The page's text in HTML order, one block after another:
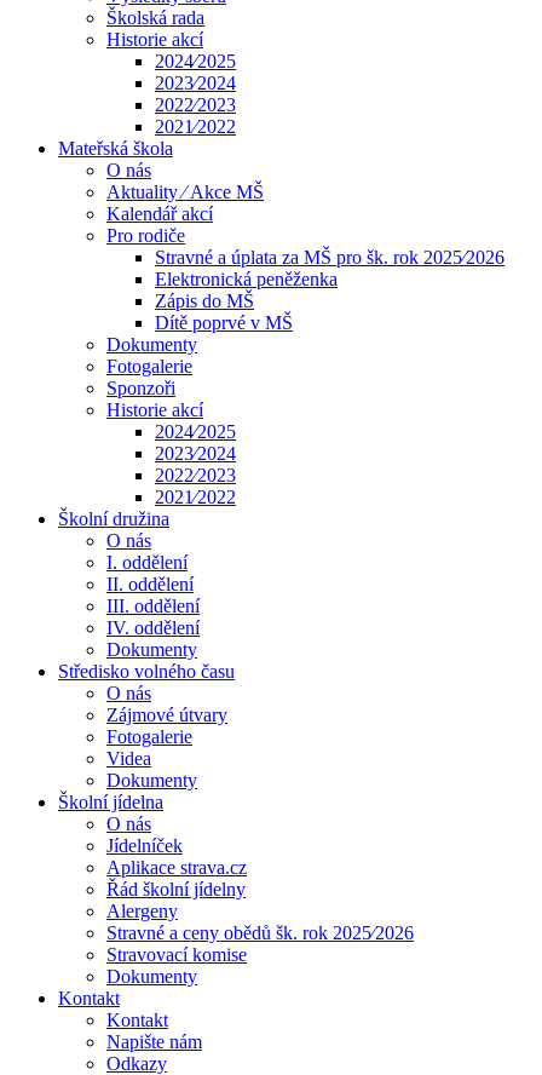
Školská rada
Historie akcí
2024⁄2025
2023⁄2024
2022⁄2023
2021⁄2022
Mateřská škola
O nás
Aktuality ⁄ Akce MŠ
Kalendář akcí
Pro rodiče
Stravné a úplata za MŠ pro šk. rok 2025⁄2026
Elektronická peněženka
Zápis do MŠ
Dítě poprvé v MŠ
Dokumenty
Fotogalerie
Sponzoři
Historie akcí
2024⁄2025
2023⁄2024
2022⁄2023
2021⁄2022
Školní družina
O nás
I. oddělení
II. oddělení
III. oddělení
IV. oddělení
Dokumenty
Středisko volného času
O nás
Zájmové útvary
Fotogalerie
Videa
Dokumenty
Školní jídelna
O nás
Jídelníček
Aplikace strava.cz
Řád školní jídelny
Alergeny
Stravné a ceny obědů šk. rok 2025⁄2026
Stravovací komise
Dokumenty
Kontakt
Kontakt
Napište nám
Odkazy